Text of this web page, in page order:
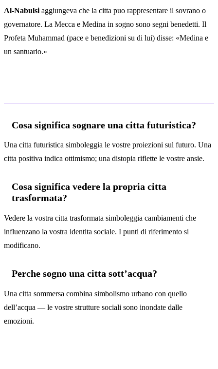
Al-Nabulsi aggiungeva che la citta puo rappresentare il sovrano o
governatore. La Mecca e Medina in sogno sono segni benedetti. Il
Profeta Muhammad (pace e benedizioni su di lui) disse: «Medina e
un santuario.»
Cosa significa sognare una citta futuristica?
Una citta futuristica simboleggia le vostre proiezioni sul futuro. Una
citta positiva indica ottimismo; una distopia riflette le vostre ansie.
Cosa significa vedere la propria citta
trasformata?
Vedere la vostra citta trasformata simboleggia cambiamenti che
influenzano la vostra identita sociale. I punti di riferimento si
modificano.
Perche sogno una citta sott’acqua?
Una citta sommersa combina simbolismo urbano con quello
dell’acqua — le vostre strutture sociali sono inondate dalle
emozioni.